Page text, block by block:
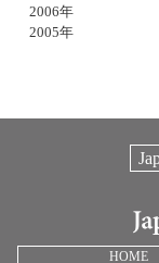
2006年
2005年
HOME